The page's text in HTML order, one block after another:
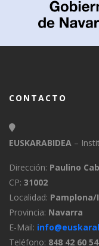
CONTACTO
EUSKARABIDEA –
Dirección: Paulino
CP: 31002
Localidad: Pamplona/
Provincia: Navarra
E-Mail:
Teléfono: 848 42 60 54